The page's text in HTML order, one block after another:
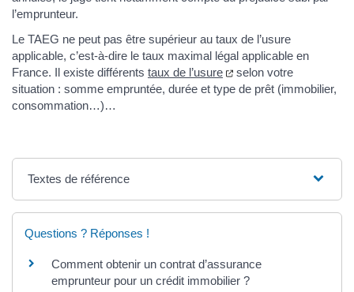
l’emprunteur.
Le TAEG ne peut pas être supérieur au taux de l’usure
applicable, c’est-à-dire le taux maximal légal applicable en
France. Il existe différents taux de l’usure
selon votre
situation : somme empruntée, durée et type de prêt (immobilier,
consommation…)…
Textes de référence
Questions ? Réponses !
Comment obtenir un contrat d’assurance
emprunteur pour un crédit immobilier ?